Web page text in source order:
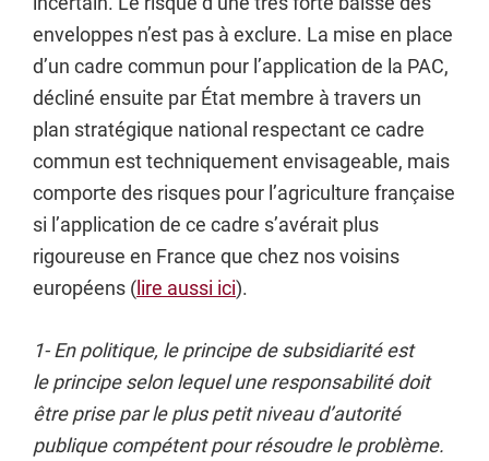
enveloppes n’est pas à exclure. La mise en place
d’un cadre commun pour l’application de la PAC,
décliné ensuite par État membre à travers un
plan stratégique national respectant ce cadre
commun est techniquement envisageable, mais
comporte des risques pour l’agriculture française
si l’application de ce cadre s’avérait plus
rigoureuse en France que chez nos voisins
européens ( lire aussi ici).
1- En politique, le principe de subsidiarité est
le principe selon lequel une responsabilité doit
être prise par le plus petit niveau d’autorité
publique compétent pour résoudre le problème.